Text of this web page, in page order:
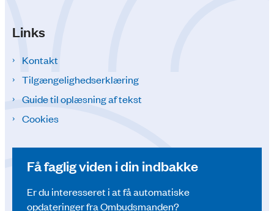
Links
Kontakt
Tilgængelighedserklæring
Guide til oplæsning af tekst
Cookies
Få faglig viden i din indbakke
Er du interesseret i at få automatiske
opdateringer fra Ombudsmanden?